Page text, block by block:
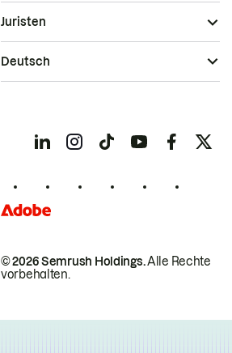
© 2026 Semrush Holdings.Alle Rechte
vorbehalten.
Juristen
Deutsch